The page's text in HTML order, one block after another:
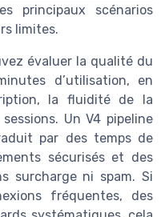
principaux scénarios
limites.
évaluer la qualité du
d’utilisation, en
la fluidité de la
Un V4 pipeline
par des temps de
sécurisés et des
surcharge ni spam. Si
fréquentes, des